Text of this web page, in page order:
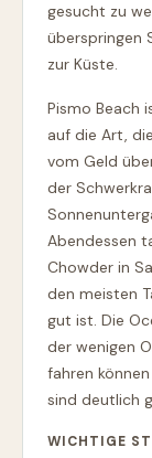
gesucht zu
überspringen
zur Küste.
Pismo Beach
auf die Art,
vom Geld
der
Abendessen
Chowder in
den meisten
gut ist. Die
der wenigen
fahren
sind deutlich
WICHTIGE